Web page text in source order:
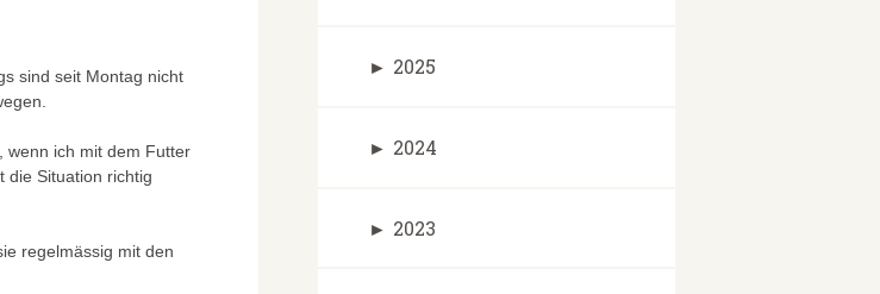
sind seit Montag nicht
wenn ich mit dem Futter
die Situation richtig
regelmässig mit den
► 2025
► 2024
► 2023